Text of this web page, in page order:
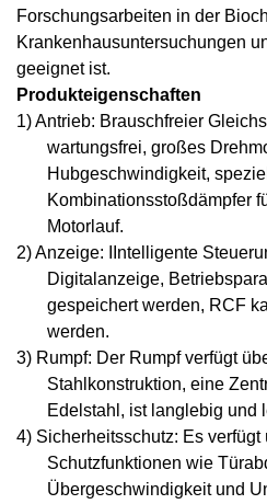
Forschungsarbeiten in der
Krankenhausuntersuchungen
geeignet ist.
Produkteigenschaften
1) Antrieb: Brauschfreier
wartungsfrei, großes
Hubgeschwindigkeit,
Kombinationsstoßdämpfer
Motorlauf.
2) Anzeige:
Intelligente
Digitalanzeige,
gespeichert werden, RCF
werden.
3) Rumpf: Der Rumpf verfügt
Stahlkonstruktion, eine
Edelstahl, ist langlebig und
4) Sicherheitsschutz: Es verfügt
Schutzfunktionen wie
Übergeschwindigkeit und